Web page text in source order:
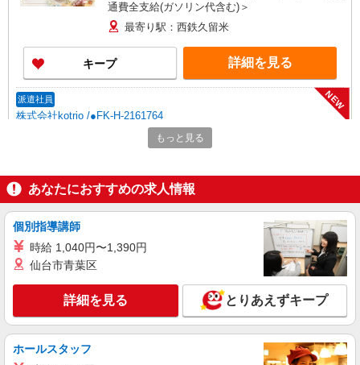
通費全支給(ガソリン代含む)＞
最寄り駅：西鉄久留米
キープ 詳細を見る
派遣社員
株式会社kotrio /●FK-H-2161764
NEW
久留米市の障がい者デイサービス＊生活支援
員★送迎できる方優遇
通費全支給(ガソリン代含む)＞
久留米市花畑
キープ 詳細を見る
株式会社kotrio /●FK-H-2066832
NEW
久留米市＊グループホームSTAFF＊経験不問
◎日収1.1万円も可
時給1450円〜2062円 ＜日払い有/週払い有/交
もっと見る
あなたにおすすめの求人情報
個別指導講師
時給 1,040円〜1,390円
仙台市青葉区
詳細を見る とりあえずキープ
ホールスタッフ